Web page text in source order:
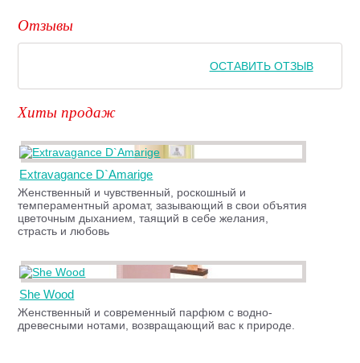
Отзывы
ОСТАВИТЬ ОТЗЫВ
Хиты продаж
Extravagance D`Amarige
Женственный и чувственный, роскошный и
темпераментный аромат, зазывающий в свои объятия
цветочным дыханием, таящий в себе желания,
страсть и любовь
She Wood
Женственный и современный парфюм с водно-
древесными нотами, возвращающий вас к природе.